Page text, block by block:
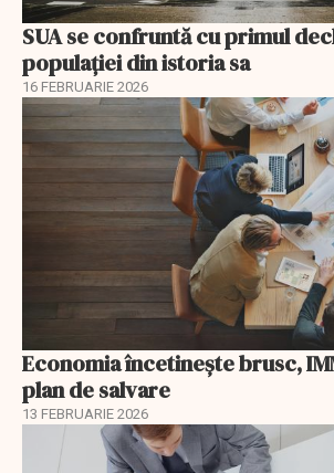
SUA se confruntă cu primul
populației din istoria sa
16 FEBRUARIE 2026
Economia încetinește brusc,
plan de salvare
13 FEBRUARIE 2026